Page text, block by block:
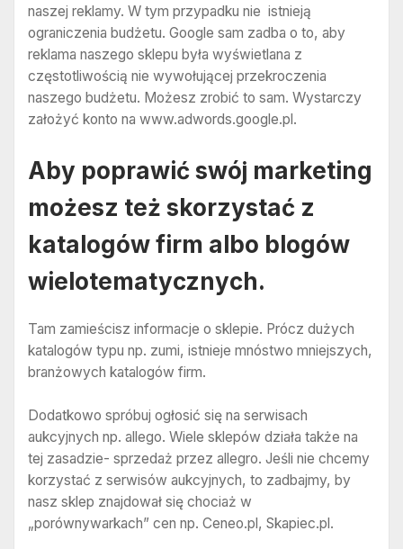
naszej reklamy. W tym przypadku nie istnieją
ograniczenia budżetu. Google sam zadba o to, aby
reklama naszego sklepu była wyświetlana z
częstotliwością nie wywołującej przekroczenia
naszego budżetu. Możesz zrobić to sam. Wystarczy
założyć konto na www.adwords.google.pl.
Aby poprawić swój marketing
możesz też skorzystać z
katalogów firm albo blogów
wielotematycznych.
Tam zamieścisz informacje o sklepie. Prócz dużych
katalogów typu np. zumi, istnieje mnóstwo mniejszych,
branżowych katalogów firm.
Dodatkowo spróbuj ogłosić się na serwisach
aukcyjnych np. allego. Wiele sklepów działa także na
tej zasadzie- sprzedaż przez allegro. Jeśli nie chcemy
korzystać z serwisów aukcyjnych, to zadbajmy, by
nasz sklep znajdował się chociaż w
„porównywarkach” cen np. Ceneo.pl, Skapiec.pl.